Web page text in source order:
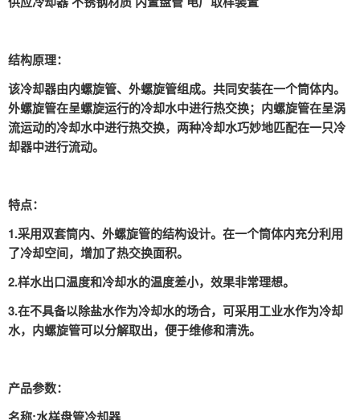
结构原理：
该冷却器由内螺旋管、外螺旋管组成。共同安装在一个筒体内。
外螺旋管在呈螺旋运行的冷却水中进行热交换；内螺旋管在呈涡
流运动的冷却水中进行热交换，两种冷却水巧妙地匹配在一只冷
却器中进行流动。
特点：
1.采用双套筒内、外螺旋管的结构设计。在一个筒体内充分利用
了冷却空间，增加了热交换面积。
2.样水出口温度和冷却水的温度差小，效果非常理想。
3.在不具备以除盐水作为冷却水的场合，可采用工业水作为冷却
水，内螺旋管可以分解取出，便于维修和清洗。
产品参数：